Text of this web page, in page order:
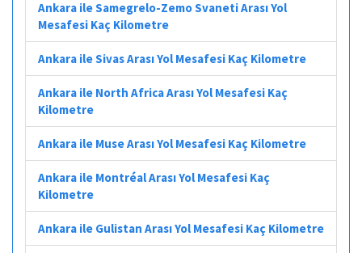
Ankara ile Samegrelo-Zemo Svaneti Arası Yol
Mesafesi Kaç Kilometre
Ankara ile Sivas Arası Yol Mesafesi Kaç Kilometre
Ankara ile North Africa Arası Yol Mesafesi Kaç
Kilometre
Ankara ile Muse Arası Yol Mesafesi Kaç Kilometre
Ankara ile Montréal Arası Yol Mesafesi Kaç
Kilometre
Ankara ile Gulistan Arası Yol Mesafesi Kaç Kilometre